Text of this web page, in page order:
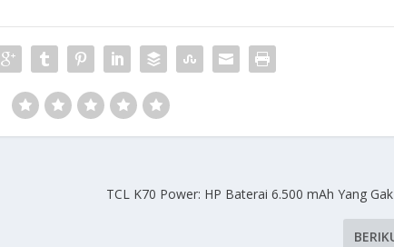
TCL K70 Power: HP Baterai 6.500 mAh Yang